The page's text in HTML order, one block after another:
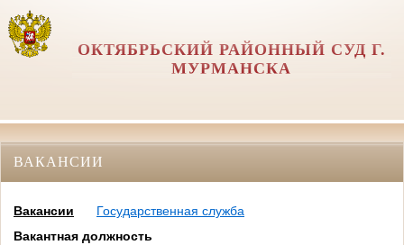
ОКТЯБРЬСКИЙ РАЙОННЫЙ СУД Г.
МУРМАНСКА
ВАКАНСИИ
Вакансии
Государственная служба
Вакантная должность